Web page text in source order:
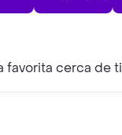
favorita cerca de ti